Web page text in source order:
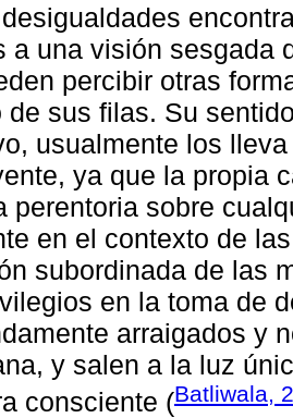
a una visión sesgada
percibir otras
de sus filas. Su
usualmente los
ya que la propia
perentoria sobre
en el contexto de
subordinada de las
en la toma de
arraigados y
y salen a la luz
consciente (Batliwala,